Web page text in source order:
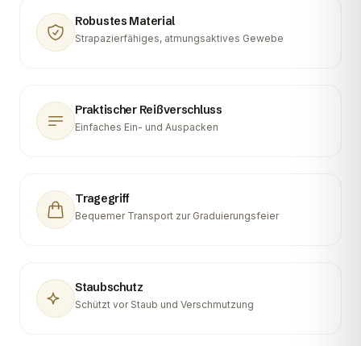
Robustes Material
Strapazierfähiges, atmungsaktives Gewebe
Praktischer Reißverschluss
Einfaches Ein- und Auspacken
Tragegriff
Bequemer Transport zur Graduierungsfeier
Staubschutz
Schützt vor Staub und Verschmutzung